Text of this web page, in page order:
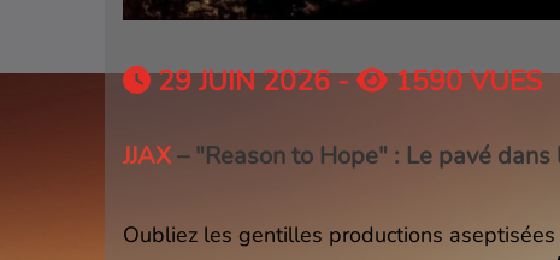
29 JUIN 2026 - 1590 VUES
JJAX– "Reason to Hope" : Le pavé
Oubliez les gentilles productions